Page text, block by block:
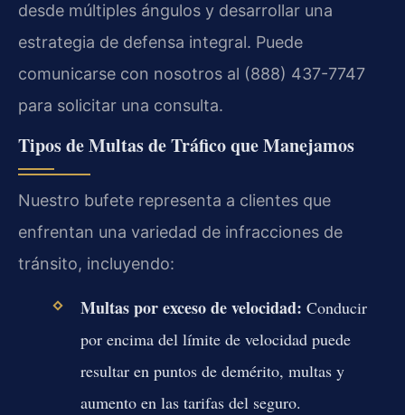
desde múltiples ángulos y desarrollar una
estrategia de defensa integral. Puede
comunicarse con nosotros al (888) 437-7747
para solicitar una consulta.
Tipos de Multas de Tráfico que Manejamos
Nuestro bufete representa a clientes que
enfrentan una variedad de infracciones de
tránsito, incluyendo:
Multas por exceso de velocidad: Conducir
por encima del límite de velocidad puede
resultar en puntos de demérito, multas y
aumento en las tarifas del seguro.